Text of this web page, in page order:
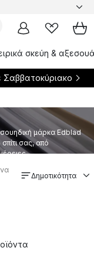
σκεύη &
μάρκα Edblad
σας, από
Δημοτικότητα